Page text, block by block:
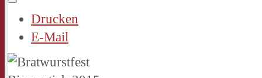
Drucken
E-Mail